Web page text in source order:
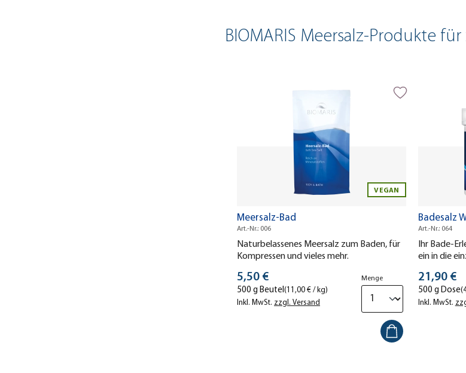
BIOMARIS Meersalz-Produkte
VEGAN
Meersalz-Bad
Art.-Nr.: 006
Naturbelassenes Meersalz zum Baden, für
Kompressen und vieles mehr.
Stückpreis
5,50 €
500 g Beutel(11,00 € / kg)
Inkl. MwSt. zzgl. Versand
Menge
Badesalz
Art.-Nr.: 064
Ihr Bade-
ein in die
Stückpreis
21,90 €
500 g Dose
Inkl. MwSt.